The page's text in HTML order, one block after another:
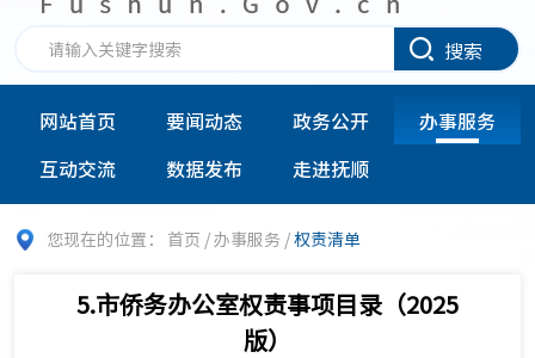
搜索
网站首页 要闻动态 政务公开
办事服务
互动交流
数据发布 走进抚顺
您现在的位置： 首页 /办事服务 /权责清单
5.市侨务办公室权责事项目录（2025
版）